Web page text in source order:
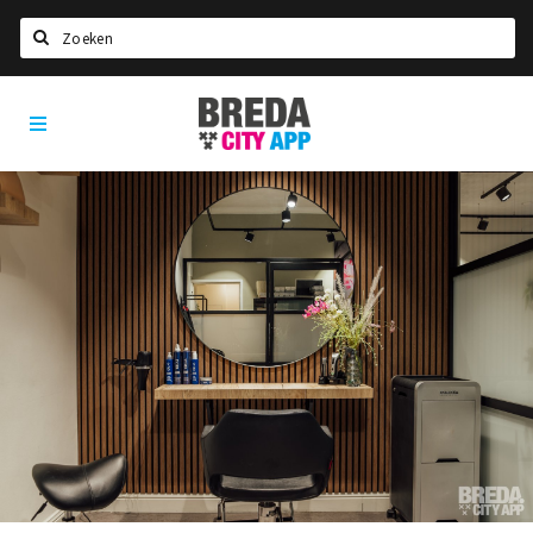
Home
Agenda
Deals
Nieuws, interviews & blogs
Slapen
Recreatief
Winkels
Breda
City
App